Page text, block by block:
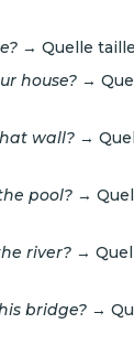
→ Quelle
house? →
wall? →
pool? →
river? →
bridge? →